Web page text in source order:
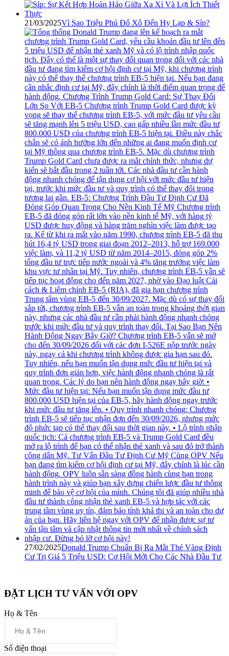
21/03/2025Vì Sao Triệu Phú Đổ Xô Đến Hy Lạp & Síp?
27/02/2025Donald Trump Chuẩn Bị Ra Mắt Thẻ Vàng Định
Cư Trị Giá 5 Triệu USD: Cơ Hội Mới Cho Các Nhà Đầu Tư
ĐẶT LỊCH TƯ VẤN VỚI OPV
Họ & Tên
Số điện thoại